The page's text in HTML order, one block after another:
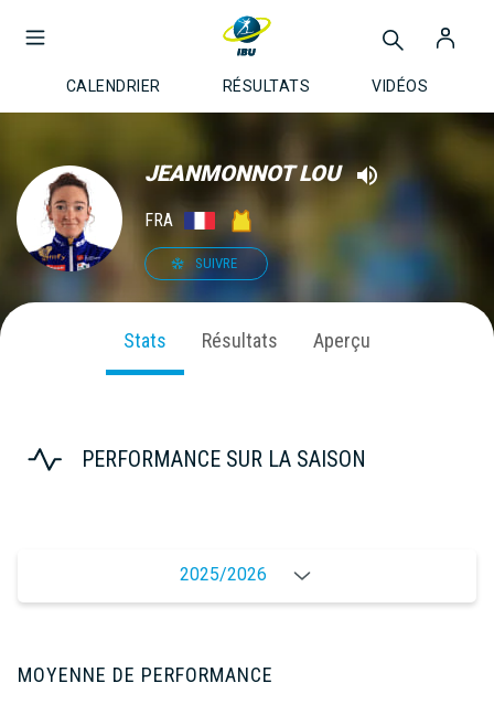
CALENDRIER RÉSULTATS VIDÉOS
JEANMONNOT LOU
FRA
SUIVRE
Stats Résultats Aperçu
PERFORMANCE SUR LA SAISON
2025/2026
MOYENNE DE PERFORMANCE